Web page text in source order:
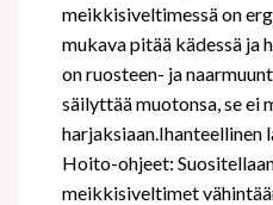
meikkisiveltimessä on
mukava pitää kädessä ja
on ruosteen- ja
säilyttää muotonsa, se ei
harjaksiaan. Ihanteellinen
Hoito-ohjeet:
meikkisiveltimet